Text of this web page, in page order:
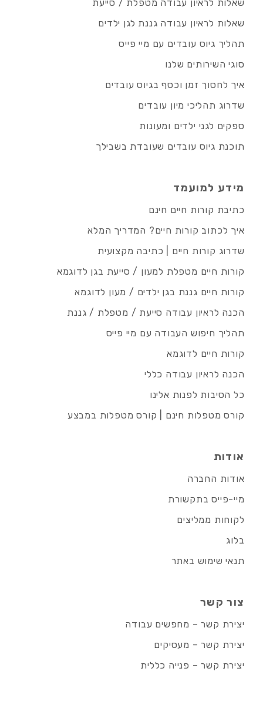
שאלות לראיון עבודה מטפלת / סייעת
שאלות לראיון עבודה גננת לגן ילדים
תהליך גיוס עובדים עם מיי פייס
סוגי השירותים שלנו
איך לחסוך זמן וכסף בגיוס עובדים
שדרוג תהליכי מיון עובדים
ספקים לגני ילדים ומעונות
תוכנת גיוס עובדים שעובדת בשבילך
מידע למועמד
כתיבת קורות חיים חינם
איך לכתוב קורות חיים? המדריך המלא
שדרוג קורות חיים | כתיבה מקצועית
קורות חיים מטפלת למעון / סייעת בגן לדוגמא
קורות חיים גננת בגן ילדים / מעון לדוגמא
הכנה לראיון עבודה סייעת / מטפלת / גננת
תהליך חיפוש העבודה עם מיי פייס
קורות חיים לדוגמא
הכנה לראיון עבודה כללי
כל הסיבות לפנות אלינו
קורס מטפלות חינם | קורס מטפלות במבצע
אודות
אודות החברה
מיי-פייס בתקשורת
לקוחות ממליצים
בלוג
תנאי שימוש באתר
צור קשר
יצירת קשר – מחפשים עבודה
יצירת קשר – מעסיקים
יצירת קשר – פנייה כללית